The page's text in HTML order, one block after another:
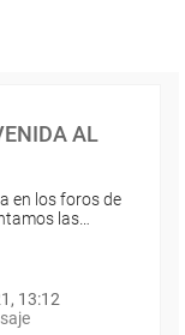
AL
en los foros de
las…
13:12